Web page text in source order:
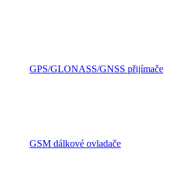
GPS/GLONASS/GNSS přijímače
GSM dálkové ovladače